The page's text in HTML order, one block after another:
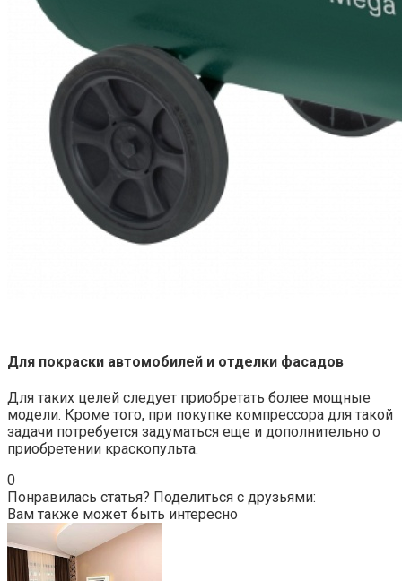
Для покраски автомобилей и отделки фасадов
Для таких целей следует приобретать более мощные
модели. Кроме того, при покупке компрессора для такой
задачи потребуется задуматься еще и дополнительно о
приобретении краскопульта.
0
Понравилась статья? Поделиться с друзьями:
Вам также может быть интересно